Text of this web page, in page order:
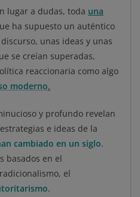
lugar a dudas, toda una
ha supuesto un auténtico
unas ideas y unas
se creían superadas,
reaccionaria como algo
moderno.
y profundo revelan
e ideas de la
cambiado en un siglo.
basados en el
el
.